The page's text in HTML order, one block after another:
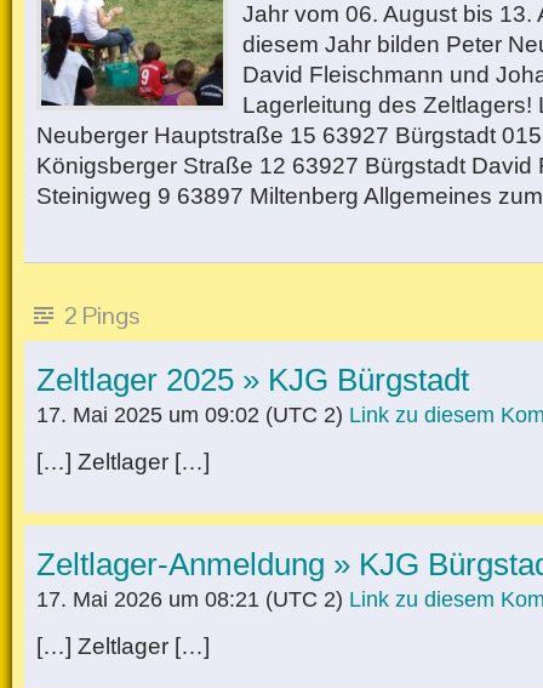
Jahr vom 06. August bis 13.
diesem Jahr bilden Peter
David Fleischmann und
Lagerleitung des Zeltlagers!
Neuberger Hauptstraße 15 63927 Bürgstadt
Königsberger Straße 12 63927 Bürgstadt David
Steinigweg 9 63897 Miltenberg Allgemeines
2 Pings
Zeltlager 2025 » KJG Bürgstadt
17. Mai 2025 um 09:02 (UTC 2) Link zu diesem
[…] Zeltlager […]
Zeltlager-Anmeldung » KJG
17. Mai 2026 um 08:21 (UTC 2) Link zu diesem
[…] Zeltlager […]